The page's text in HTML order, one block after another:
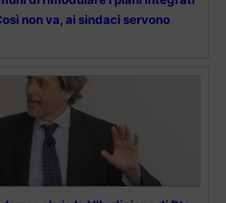
non va, ai sindaci servono